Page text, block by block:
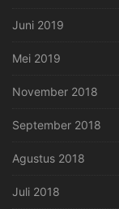
Juni 2019
Mei 2019
November 2018
September 2018
Agustus 2018
Juli 2018